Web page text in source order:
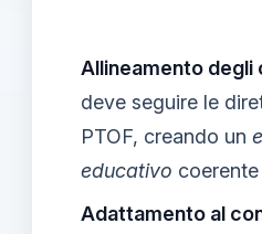
Allineamento degli
deve seguire le
PTOF, creando un
educativo
Adattamento al